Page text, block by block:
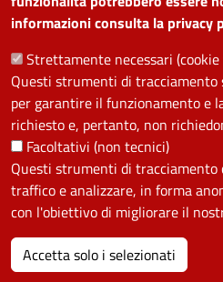
informazioni consulta la privacy
Strettamente necessari
Questi strumenti di
per garantire il funzionamento e
richiesto e, pertanto, non
Facoltativi (non tecnici)
Questi strumenti di
traffico e analizzare, in forma
con l'obiettivo di migliorare il
Accetta solo i selezionati
PRIVACY
Useful links section
La Privacy nel Comune
PRIVACY